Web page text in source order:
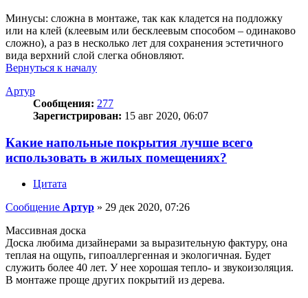
Минусы: сложна в монтаже, так как кладется на подложку
или на клей (клеевым или бесклеевым способом – одинаково
сложно), а раз в несколько лет для сохранения эстетичного
вида верхний слой слегка обновляют.
Вернуться к началу
Артур
Сообщения: 277
Зарегистрирован: 15 авг 2020, 06:07
Какие напольные покрытия лучше всего
использовать в жилых помещениях?
Цитата
Сообщение Артур » 29 дек 2020, 07:26
Массивная доска
Доска любима дизайнерами за выразительную фактуру, она
теплая на ощупь, гипоаллергенная и экологичная. Будет
служить более 40 лет. У нее хорошая тепло- и звукоизоляция.
В монтаже проще других покрытий из дерева.